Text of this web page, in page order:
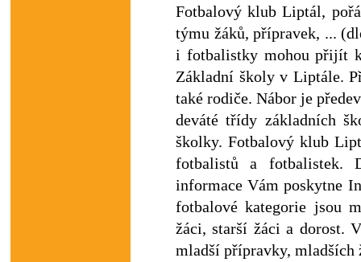
Fotbalový klub Liptál,
týmu žáků, přípravek, ...
i fotbalistky mohou přijít
Základní školy v Liptále.
také rodiče. Nábor je
deváté třídy základních
školky. Fotbalový klub
fotbalistů a
informace Vám poskytne
fotbalové kategorie jsou
žáci, starší žáci a dorost.
mladší přípravky, mladších